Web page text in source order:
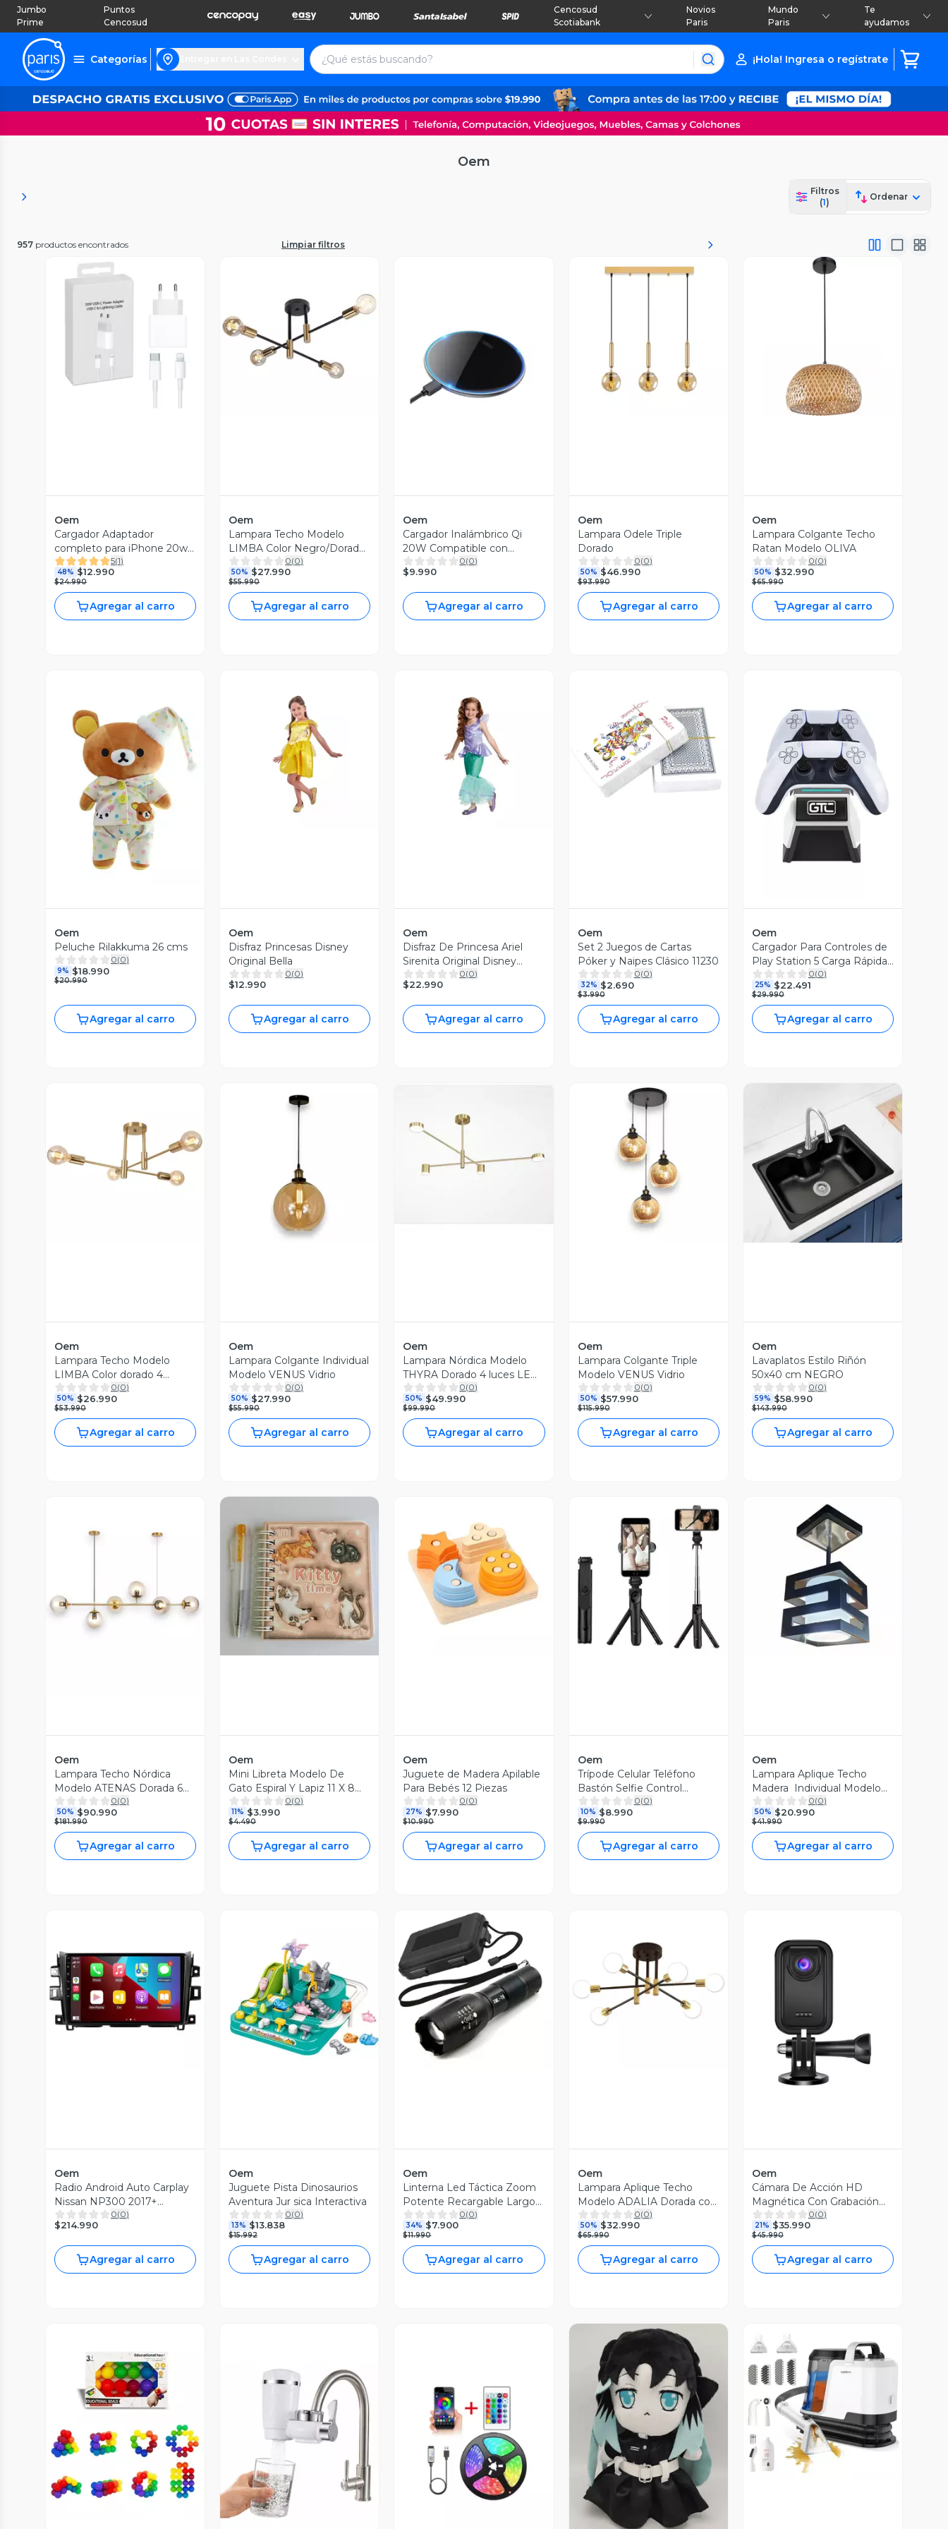
Jumbo
Prime
Puntos
Cencosud
Cencosud
Scotiabank
Novios
Paris
Mundo
Paris
Te
ayudamos
Categorías ¡Hola! Ingresa o regístrate
Oem
Filtros
(1)
Ordenar
957 productos encontrados Limpiar filtros
Vista Previa
Oem
Cargador Adaptador
completo para iPhone 20w
Cable
5(1)
48% $12.990
$24.990
Agregar al carro
Vista Previa
Oem
Lampara Techo Modelo
LIMBA Color Negro/Dorado
4 soquetes 0(0)
50% $27.990
$55.990
Agregar al carro
Vista Previa
Oem
Cargador Inalámbrico Qi
20W Compatible con
Iphone y Android
0(0)
$9.990
Agregar al carro
Vista Previa
Oem
Lampara Odele Triple
Dorado
0(0)
50% $46.990
$93.990
Agregar al carro
Oem
Lampara Colgante Techo
Ratan Modelo OLIVA
0(0)
50% $32.990
$65.990
Agregar al carro
Vista Previa
Oem
Peluche Rilakkuma 26 cms
0(0)
9% $18.990
$20.990
Agregar al carro
Vista Previa
Oem
Disfraz Princesas Disney
Original Bella
0(0)
$12.990
Agregar al carro
Vista Previa
Oem
Disfraz De Princesa Ariel
Sirenita Original Disney
Niñas
0(0)
$22.990
Agregar al carro
Vista Previa
Oem
Set 2 Juegos de Cartas
Póker y Naipes Clásico 11230
0(0)
32% $2.690
$3.990
Agregar al carro
Vista Previa
Oem
Cargador Para Controles de
Play Station 5 Carga Rápida
PS5
0(0)
25% $22.491
$29.990
Agregar al carro
Vista Previa
Oem
Lampara Techo Modelo
LIMBA Color dorado 4
soquetes
0(0)
50% $26.990
$53.990
Agregar al carro
Vista Previa
Oem
Lampara Colgante Individual
Modelo VENUS Vidrio
0(0)
50% $27.990
$55.990
Agregar al carro
Vista Previa
Oem
Lampara Nórdica Modelo
THYRA Dorado 4 luces LED
AHORRO ENERGIA
0(0)
50% $49.990
$99.990
Agregar al carro
Vista Previa
Oem
Lampara Colgante Triple
Modelo VENUS Vidrio
0(0)
50% $57.990
$115.990
Agregar al carro
Vista Previa
Oem
Lavaplatos Estilo Riñón
50x40 cm NEGRO
0(0)
59% $58.990
$143.990
Agregar al carro
Vista Previa
Oem
Lampara Techo Nórdica
Modelo ATENAS Dorada 6
soquetes
0(0)
50% $90.990
$181.990
Agregar al carro
Vista Previa
Oem
Mini Libreta Modelo De
Gato Espiral Y Lapiz 11 X 8
Cm
0(0)
11% $3.990
$4.490
Agregar al carro
Vista Previa
Oem
Juguete de Madera Apilable
Para Bebés 12 Piezas
0(0)
27% $7.990
$10.990
Agregar al carro
Vista Previa
Oem
Trípode Celular Teléfono
Bastón Selfie Control
Bluetooth Smartphone
0(0)
10% $8.990
$9.990
Agregar al carro
Vista Previa
Oem
Lampara Aplique Techo
Madera Individual Modelo
CONI - Dekora
0(0)
50% $20.990
$41.990
Agregar al carro
Vista Previa
Oem
Radio Android Auto Carplay
Nissan NP300 2017+
|2gb+32gb 0(0)
$214.990
Agregar al carro
Vista Previa
Oem
Juguete Pista Dinosaurios
Aventura Jur sica Interactiva
0(0)
13% $13.838
$15.992
Agregar al carro
Vista Previa
Oem
Linterna Led Táctica Zoom
Potente Recargable Largo
Alcance
0(0)
34% $7.900
$11.990
Agregar al carro
Vista Previa
Oem
Lampara Aplique Techo
Modelo ADALIA Dorada con
Negro 6 Luces
0(0)
50% $32.990
$65.990
Agregar al carro
Vista Previa
Oem
Cámara De Acción HD
Magnética Con Grabación
Deportes Al Aire Libre
0(0)
21% $35.990
$45.990
Agregar al carro
Vista Previa
Vista Previa Vista Previa
Vista Previa